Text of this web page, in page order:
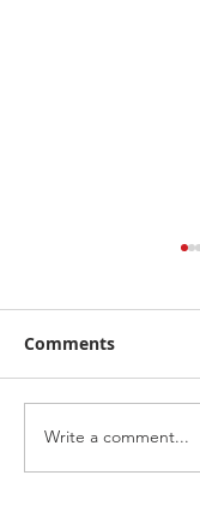
คาลเท็กซ์ ได้รั
หัวจ่ายเชื้อเพ
Comments
Write a comment...